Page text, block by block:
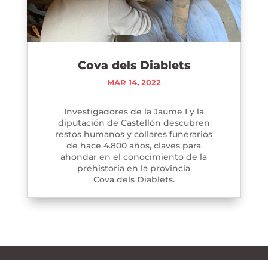
Cova dels Diablets
MAR 14, 2022
Investigadores de la Jaume I y la
diputación de Castellón descubren
restos humanos y collares funerarios
de hace 4.800 años, claves para
ahondar en el conocimiento de la
prehistoria en la provincia
Cova dels Diablets.